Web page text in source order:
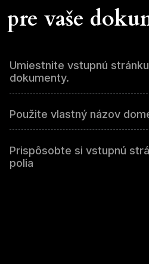
pre vaše
Umiestnite vstupnú
dokumenty.
Použite vlastný názov
Prispôsobte si vstupnú
polia